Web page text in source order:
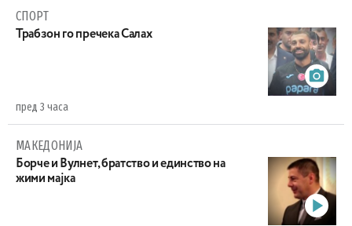
СПОРТ
Трабзон го пречека Салах
пред 3 часа
МАКЕДОНИЈА
Борче и Вулнет, братство и единство на
жими мајка